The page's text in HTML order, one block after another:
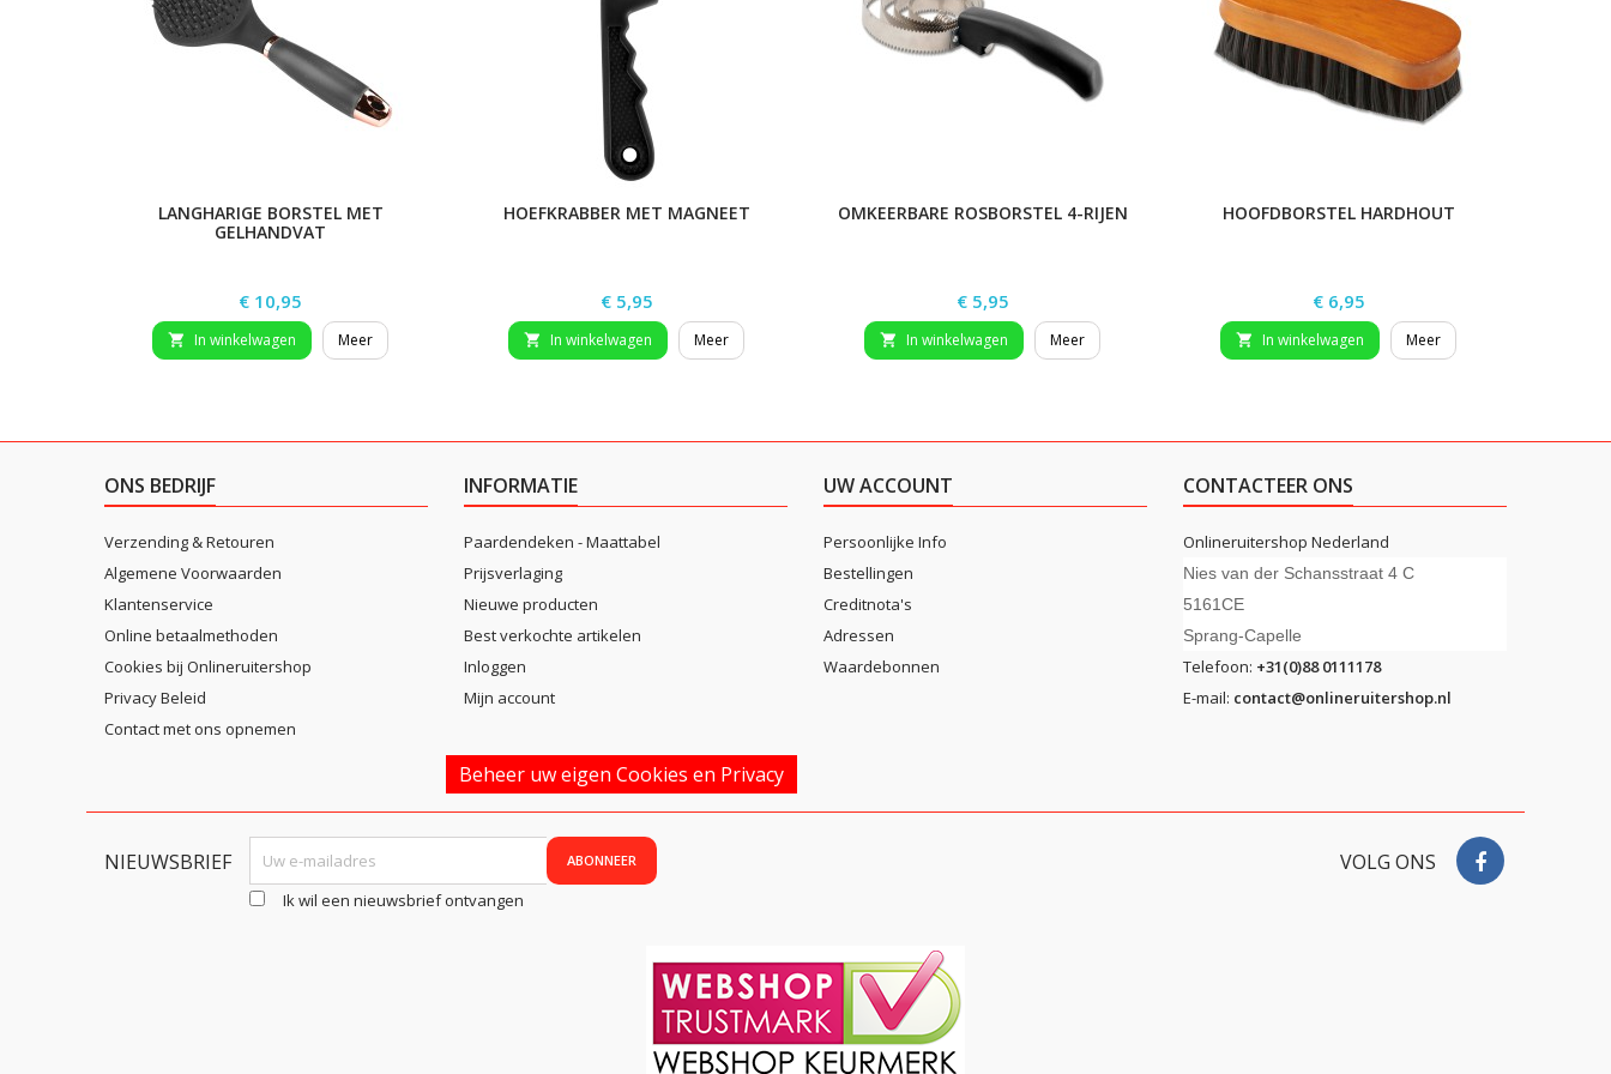
LANGHARIGE BORSTEL MET
GELHANDVAT
Prijs
€ 10,95
 In winkelwagen Meer
HOEFKRABBER MET MAGNEET
Prijs
€ 5,95
 In winkelwagen Meer
OMKEERBARE ROSBORSTEL 4-RIJEN
Prijs
€ 5,95
 In winkelwagen Meer
HOOFDBORSTEL HARDHOUT
Prijs
€ 6,95
 In winkelwagen Meer
ONS BEDRIJF
Verzending & Retouren
Algemene Voorwaarden
Klantenservice
Online betaalmethoden
Cookies bij Onlineruitershop
Privacy Beleid
Contact met ons opnemen
INFORMATIE
Paardendeken - Maattabel
Prijsverlaging
Nieuwe producten
Best verkochte artikelen
Inloggen
Mijn account
UW ACCOUNT
Persoonlijke Info
Bestellingen
Creditnota's
Adressen
Waardebonnen
CONTACTEER ONS
Onlineruitershop Nederland
Nies van der Schansstraat 4 C
5161CE
Sprang-Capelle
Telefoon: +31(0)88 0111178
E-mail: contact@onlineruitershop.nl
Beheer uw eigen Cookies en Privacy
NIEUWSBRIEF
Ik wil een nieuwsbrief ontvangen
VOLG ONS